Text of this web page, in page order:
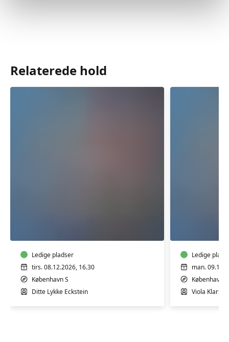
Relaterede hold
Ledige pladser
tirs. 08.12.2026, 16.30
København S
Ditte Lykke Eckstein
Ledige
man.
København V
Viola